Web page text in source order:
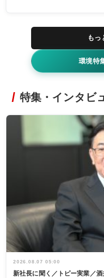
もっ
環境特
特集・インタビ
2026.08.07 05:00
新社長に聞く／トピー実業／